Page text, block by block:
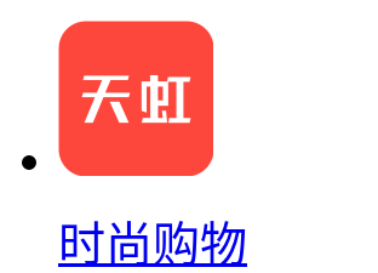
时尚购物